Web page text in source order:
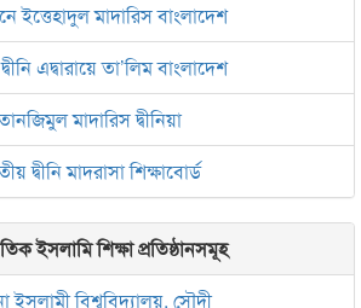
ইত্তেহাদুল মাদারিস বাংলাদেশ
এদ্বারায়ে তা’লিম বাংলাদেশ
মাদারিস দ্বীনিয়া
দ্বীনি মাদরাসা শিক্ষাবোর্ড
ইসলামি শিক্ষা প্রতিষ্ঠানসমূহ
ইসলামী বিশ্ববিদ্যালয়, সৌদী